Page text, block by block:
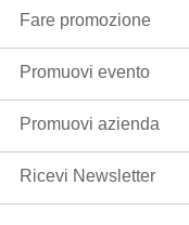
Fare promozione
Promuovi evento
Promuovi azienda
Ricevi Newsletter